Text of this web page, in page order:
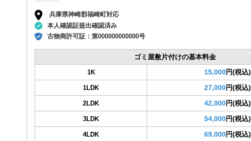
兵庫県神崎郡福崎町対応
本人確認証提出確認済み
古物商許可証： 第000000000000号
ゴミ屋敷片付けの基本料金
1K 15,000円(税込
1LDK 27,000円(税込
2LDK 42,000円(税込
3LDK 54,000円(税込
4LDK 69,000円(税込